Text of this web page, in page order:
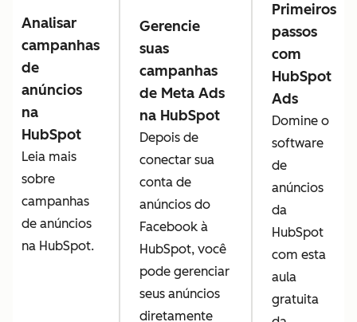
Analisar
campanhas
de
anúncios
na
HubSpot
Leia mais
sobre
campanhas
de anúncios
na HubSpot.
Gerencie
suas
campanhas
de Meta Ads
na HubSpot
Depois de
conectar sua
conta de
anúncios do
Facebook à
HubSpot, você
pode gerenciar
seus anúncios
diretamente
Primeiros
passos
com
HubSpot
Ads
Domine o
software
de
anúncios
da
HubSpot
com esta
aula
gratuita